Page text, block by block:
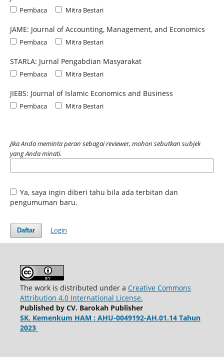
Pembaca Mitra Bestari
JAME: Journal of Accounting, Management, and Economics
Pembaca Mitra Bestari
STARLA: Jurnal Pengabdian Masyarakat
Pembaca Mitra Bestari
JIEBS: Journal of Islamic Economics and Business
Pembaca Mitra Bestari
Jika Anda meminta peran sebagai reviewer, mohon sebutkan subjek
yang Anda minati.
Ya, saya ingin diberi tahu bila ada terbitan dan
pengumuman baru.
Daftar Login
The work is distributed under a Creative Commons
Attribution 4.0 International License.
Published by CV. Barokah Publisher
SK. Kemenkum HAM : AHU-0049192-AH.01.14 Tahun
2023